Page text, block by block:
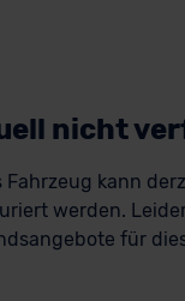
nicht
Fahrzeug kann
werden.
für